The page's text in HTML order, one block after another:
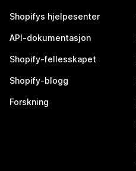
Shopifys hjelpesenter
API-dokumentasjon
Shopify-fellesskapet
Shopify-blogg
Forskning